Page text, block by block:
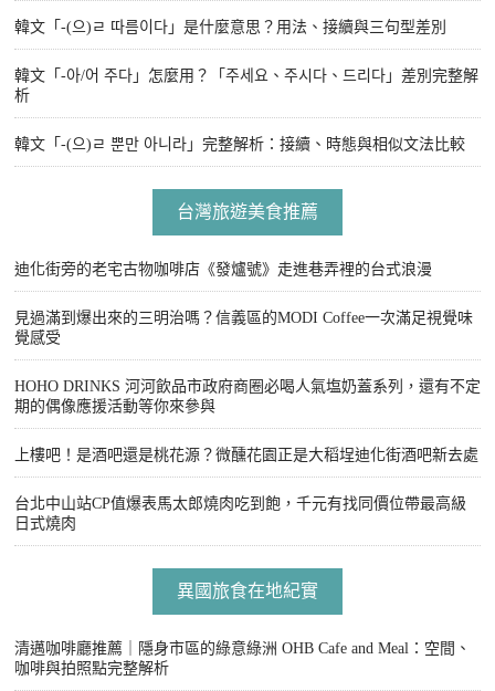
韓文「-(으)ㄹ 따름이다」是什麼意思？用法、接續與三句型差別
韓文「-아/어 주다」怎麼用？「주세요、주시다、드리다」差別完整解
析
韓文「-(으)ㄹ 뿐만 아니라」完整解析：接續、時態與相似文法比較
台灣旅遊美食推薦
迪化街旁的老宅古物咖啡店《發爐號》走進巷弄裡的台式浪漫
見過滿到爆出來的三明治嗎？信義區的MODI Coffee一次滿足視覺味
覺感受
HOHO DRINKS 河河飲品市政府商圈必喝人氣塩奶蓋系列，還有不定
期的偶像應援活動等你來參與
上樓吧！是酒吧還是桃花源？微醺花園正是大稻埕迪化街酒吧新去處
台北中山站CP值爆表馬太郎燒肉吃到飽，千元有找同價位帶最高級
日式燒肉
異國旅食在地紀實
清邁咖啡廳推薦｜隱身市區的綠意綠洲 OHB Cafe and Meal：空間、
咖啡與拍照點完整解析